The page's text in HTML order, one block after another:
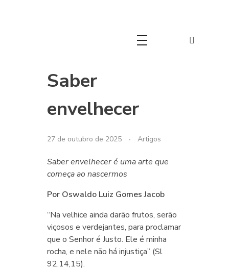
Saber
envelhecer
27 de outubro de 2025 Artigos
Saber envelhecer é uma arte que
começa ao nascermos
Por Oswaldo Luiz Gomes Jacob
“Na velhice ainda darão frutos, serão
viçosos e verdejantes, para proclamar
que o Senhor é Justo. Ele é minha
rocha, e nele não há injustiça” (Sl
92.14,15).